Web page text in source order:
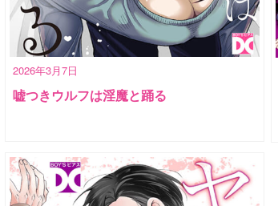
2026年3月7日
嘘つきウルフは淫魔と踊る